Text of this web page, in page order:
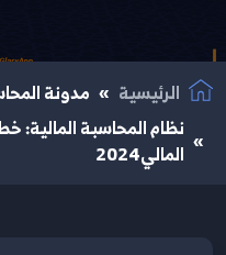
الرئيسية
مدونة
نظام المحاسبة المالية:
المالي2024